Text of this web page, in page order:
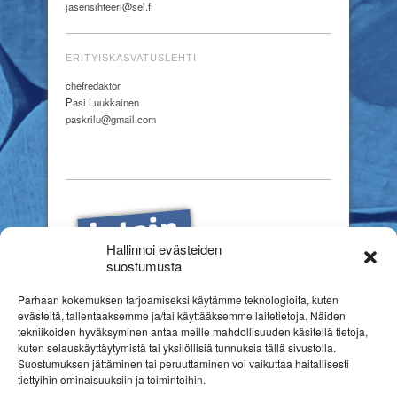
Hallinnoi evästeiden
suostumusta
Parhaan kokemuksen tarjoamiseksi käytämme teknologioita, kuten
evästeitä, tallentaaksemme ja/tai käyttääksemme laitetietoja. Näiden
tekniikoiden hyväksyminen antaa meille mahdollisuuden käsitellä tietoja,
kuten selauskäyttäytymistä tai yksilöllisiä tunnuksia tällä sivustolla.
Suostumuksen jättäminen tai peruuttaminen voi vaikuttaa haitallisesti
tiettyihin ominaisuuksiin ja toimintoihin.
jasensihteeri@sel.fi
ERITYISKASVATUSLEHTI
chefredaktör
Pasi Luukkainen
paskrilu@gmail.com